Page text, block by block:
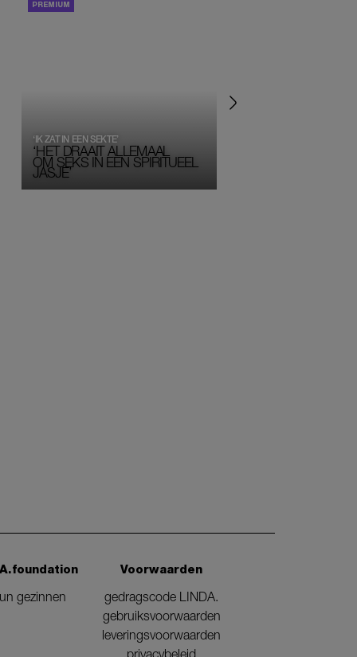
‘HET DRAAIT ALLEMAAL
OM SEKS IN EEN SPIRITUEEL
JASJE’
‘IK ZAT IN EEN SEKTE’
gezinnen
Voorwaarden
gedragscode LINDA.
gebruiksvoorwaarden
leveringsvoorwaarden
privacybeleid